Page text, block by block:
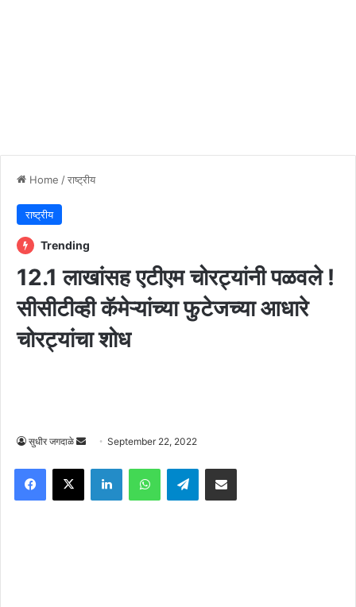
Home /राष्ट्रीय
राष्ट्रीय
Trending
12.1 लाखांसह एटीएम चोरट्यांनी पळवले !
सीसीटीव्ही कॅमेऱ्यांच्या फुटेजच्या आधारे
चोरट्यांचा शोध
सुधीर जगदाळे
Send
email
September 22, 2022
Facebook
X LinkedInWhatsAppTelegramShare via Email